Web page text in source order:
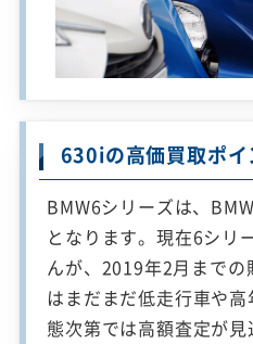
630iの高価買取ポイ
BMW6シリーズは、
となります。現在6シリ
んが、2019年2月まで
はまだまだ低走行車や
態次第では高額査定が